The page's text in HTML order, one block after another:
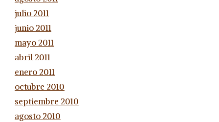
julio 2011
junio 2011
mayo 2011
abril 2011
enero 2011
octubre 2010
septiembre 2010
agosto 2010